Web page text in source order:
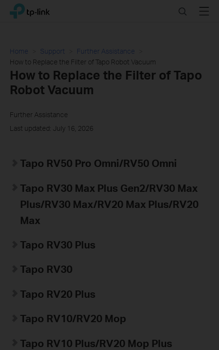
Click
navigation
TP-Link, Reliably Smart SearchMenu
Home Support
Further Assistance
How to Replace the Filter of Tapo Robot Vacuum
How to Replace the Filter of Tapo
Robot Vacuum
Further Assistance
Last updated: July 16, 2026
Tapo RV50 Pro Omni/RV50 Omni
Tapo RV30 Max Plus Gen2/RV30 Max
Plus/RV30 Max/RV20 Max Plus/RV20
Max
Tapo RV30 Plus
Tapo RV30
Tapo RV20 Plus
Tapo RV10/RV20 Mop
Tapo RV10 Plus/RV20 Mop Plus